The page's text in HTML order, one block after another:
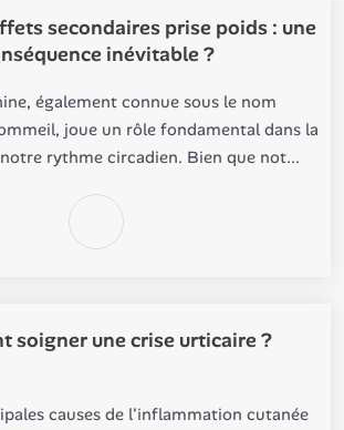
secondaires prise poids : une
inévitable ?
également connue sous le nom
joue un rôle fondamental dans la
rythme circadien. Bien que not...
soigner une crise urticaire ?
causes de l'inflammation cutanée